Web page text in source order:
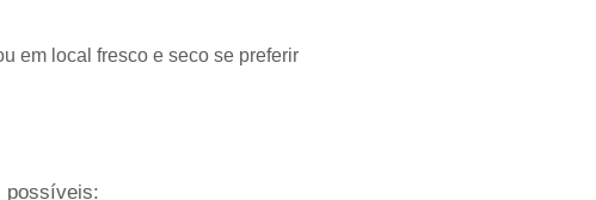
em local fresco e seco se preferir
possíveis: